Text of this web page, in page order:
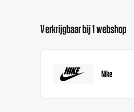
Verkrijgbaar bij 1 webshop
Nike